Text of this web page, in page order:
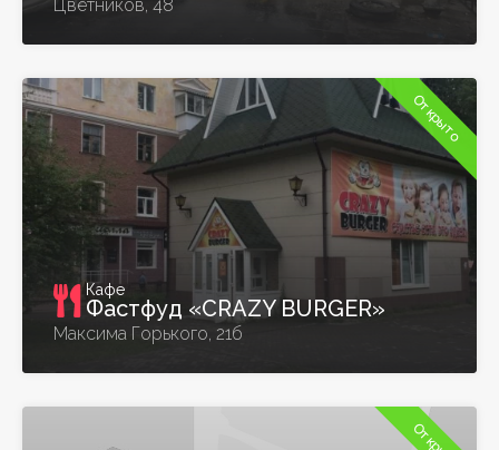
Цветников, 48
Открыто
Кафе
Фастфуд «CRAZY BURGER»
Максима Горького, 21б